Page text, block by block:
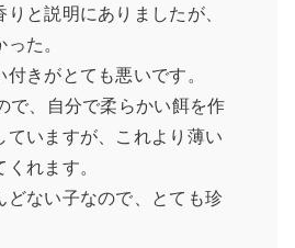
と説明にありましたが、
た。
きがとても悪いです。
で、自分で柔らかい餌を作
ていますが、これより薄い
れます。
どない子なので、とても珍